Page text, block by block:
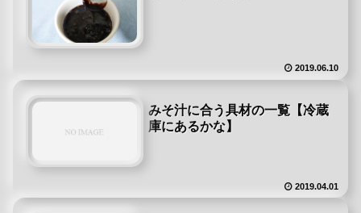
2019.06.10
みそ汁に合う具材の一覧【冷蔵
庫にあるかな】
2019.04.01